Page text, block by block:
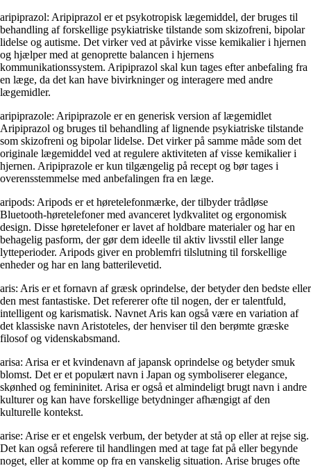
aripiprazol: Aripiprazol er et psykotropisk lægemiddel, der bruges til
behandling af forskellige psykiatriske tilstande som skizofreni, bipolar
lidelse og autisme. Det virker ved at påvirke visse kemikalier i hjernen
og hjælper med at genoprette balancen i hjernens
kommunikationssystem. Aripiprazol skal kun tages efter anbefaling fra
en læge, da det kan have bivirkninger og interagere med andre
lægemidler.
aripiprazole: Aripiprazole er en generisk version af lægemidlet
Aripiprazol og bruges til behandling af lignende psykiatriske tilstande
som skizofreni og bipolar lidelse. Det virker på samme måde som det
originale lægemiddel ved at regulere aktiviteten af visse kemikalier i
hjernen. Aripiprazole er kun tilgængelig på recept og bør tages i
overensstemmelse med anbefalingen fra en læge.
aripods: Aripods er et høretelefonmærke, der tilbyder trådløse
Bluetooth-høretelefoner med avanceret lydkvalitet og ergonomisk
design. Disse høretelefoner er lavet af holdbare materialer og har en
behagelig pasform, der gør dem ideelle til aktiv livsstil eller lange
lytteperioder. Aripods giver en problemfri tilslutning til forskellige
enheder og har en lang batterilevetid.
aris: Aris er et fornavn af græsk oprindelse, der betyder den bedste eller
den mest fantastiske. Det refererer ofte til nogen, der er talentfuld,
intelligent og karismatisk. Navnet Aris kan også være en variation af
det klassiske navn Aristoteles, der henviser til den berømte græske
filosof og videnskabsmand.
arisa: Arisa er et kvindenavn af japansk oprindelse og betyder smuk
blomst. Det er et populært navn i Japan og symboliserer elegance,
skønhed og femininitet. Arisa er også et almindeligt brugt navn i andre
kulturer og kan have forskellige betydninger afhængigt af den
kulturelle kontekst.
arise: Arise er et engelsk verbum, der betyder at stå op eller at rejse sig.
Det kan også referere til handlingen med at tage fat på eller begynde
noget, eller at komme op fra en vanskelig situation. Arise bruges ofte